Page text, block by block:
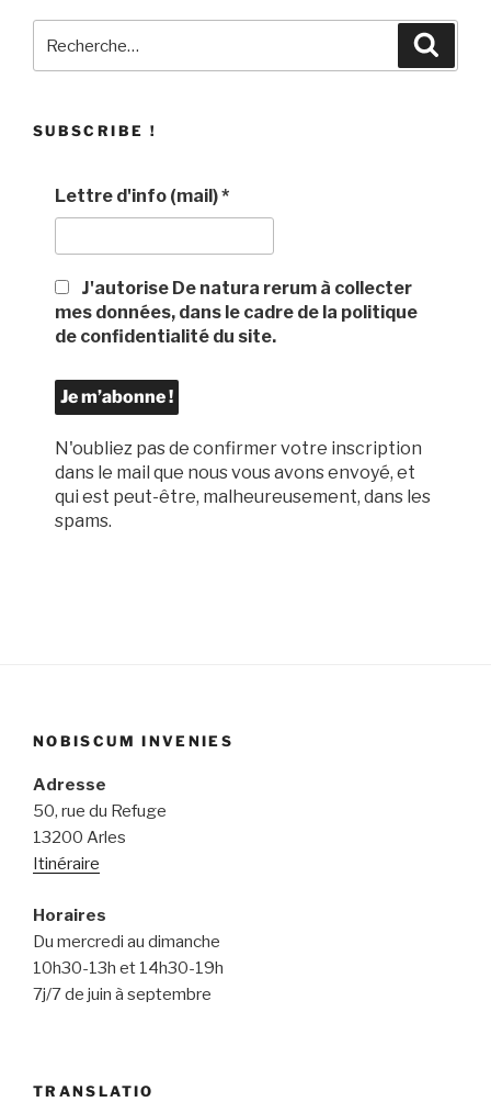
SUBSCRIBE !
Lettre d'info (mail)*
J'autorise De natura rerum à collecter
mes données, dans le cadre de la politique
de confidentialité du site.
N'oubliez pas de confirmer votre inscription
dans le mail que nous vous avons envoyé, et
qui est peut-être, malheureusement, dans les
spams.
NOBISCUM INVENIES
Adresse
50, rue du Refuge
13200 Arles
Itinéraire
Horaires
Du mercredi au dimanche
10h30-13h et 14h30-19h
7j/7 de juin à septembre
TRANSLATIO